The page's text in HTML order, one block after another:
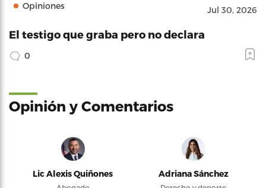
Opiniones Jul 30, 2026
El testigo que graba pero no declara
0
Opinión y Comentarios
Lic Alexis Quiñones Adriana Sánchez